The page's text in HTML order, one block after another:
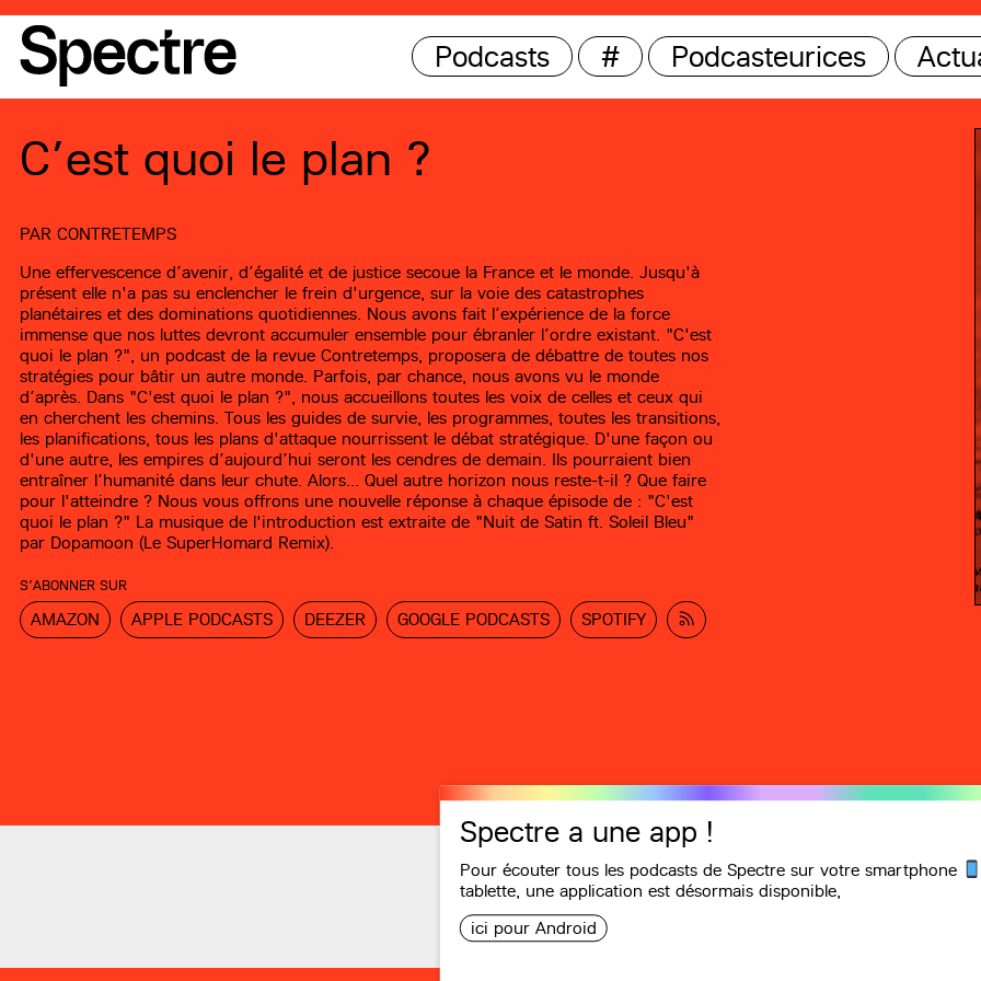
Podcasts # Podcasteurices
Spectre a une app !
Pour écouter tous les podcasts de Spectre sur votre smartphone
tablette, une application est désormais disponible,
ici pour Android
C’est quoi le plan ?
PARCONTRETEMPS
Une effervescence d’avenir, d’égalité et de justice secoue la France et le monde. Jusqu'à
présent elle n'a pas su enclencher le frein d'urgence, sur la voie des catastrophes
planétaires et des dominations quotidiennes. Nous avons fait l’expérience de la force
immense que nos luttes devront accumuler ensemble pour ébranler l’ordre existant. "C'est
quoi le plan ?", un podcast de la revue Contretemps, proposera de débattre de toutes nos
stratégies pour bâtir un autre monde. Parfois, par chance, nous avons vu le monde
d’après. Dans "C'est quoi le plan ?", nous accueillons toutes les voix de celles et ceux qui
en cherchent les chemins. Tous les guides de survie, les programmes, toutes les transitions,
les planifications, tous les plans d'attaque nourrissent le débat stratégique. D'une façon ou
d'une autre, les empires d’aujourd’hui seront les cendres de demain. Ils pourraient bien
entraîner l’humanité dans leur chute. Alors... Quel autre horizon nous reste-t-il ? Que faire
pour l'atteindre ? Nous vous offrons une nouvelle réponse à chaque épisode de : "C'est
quoi le plan ?" La musique de l'introduction est extraite de "Nuit de Satin ft. Soleil Bleu"
par Dopamoon (Le SuperHomard Remix).
S’ABONNER SUR
AMAZON APPLE PODCASTS DEEZER GOOGLE PODCASTS SPOTIFY
Recommandations